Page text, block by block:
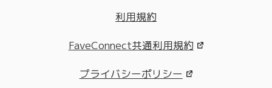
利用規約
FaveConnect共通利用規約
プライバシーポリシー